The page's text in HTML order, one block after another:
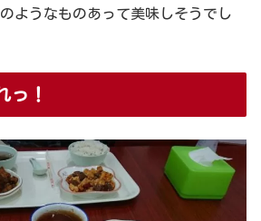
ようなものあって美味しそうでし
っ！